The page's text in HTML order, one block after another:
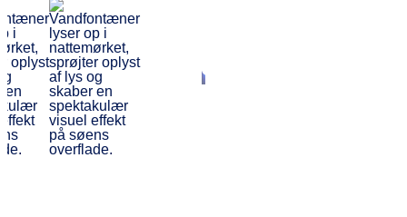
Nyd en god og
hurtig bustur.